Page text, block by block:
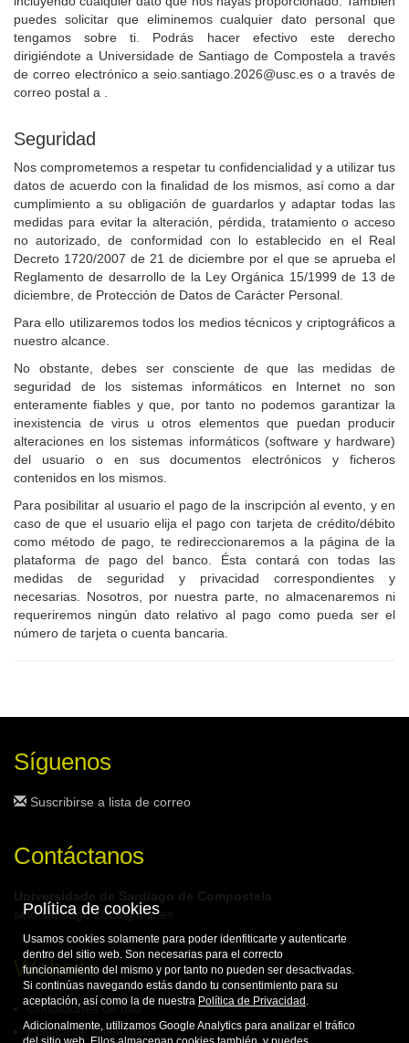
puedes solicitar que eliminemos cualquier dato personal que
tengamos sobre ti. Podrás hacer efectivo este derecho
dirigiéndote a Universidade de Santiago de Compostela a través
de correo electrónico a seio.santiago.2026@usc.es o a través de
correo postal a .
Seguridad
Nos comprometemos a respetar tu confidencialidad y a utilizar tus
datos de acuerdo con la finalidad de los mismos, así como a dar
cumplimiento a su obligación de guardarlos y adaptar todas las
medidas para evitar la alteración, pérdida, tratamiento o acceso
no autorizado, de conformidad con lo establecido en el Real
Decreto 1720/2007 de 21 de diciembre por el que se aprueba el
Reglamento de desarrollo de la Ley Orgánica 15/1999 de 13 de
diciembre, de Protección de Datos de Carácter Personal.
Para ello utilizaremos todos los medios técnicos y criptográficos a
nuestro alcance.
No obstante, debes ser consciente de que las medidas de
seguridad de los sistemas informáticos en Internet no son
enteramente fiables y que, por tanto no podemos garantizar la
inexistencia de virus u otros elementos que puedan producir
alteraciones en los sistemas informáticos (software y hardware)
del usuario o en sus documentos electrónicos y ficheros
contenidos en los mismos.
Para posibilitar al usuario el pago de la inscripción al evento, y en
caso de que el usuario elija el pago con tarjeta de crédito/débito
como método de pago, te redireccionaremos a la página de la
plataforma de pago del banco. Ésta contará con todas las
medidas de seguridad y privacidad correspondientes y
necesarias. Nosotros, por nuestra parte, no almacenaremos ni
requeriremos ningún dato relativo al pago como pueda ser el
número de tarjeta o cuenta bancaria.
Síguenos
Suscribirse a lista de correo
Contáctanos
seio.santiago.2026@usc.es
Website
Condiciones de uso
Política de privacidad
Política de cookies
Usamos cookies solamente para poder idenfiticarte y autenticarte
dentro del sitio web. Son necesarias para el correcto
funcionamiento del mismo y por tanto no pueden ser desactivadas.
Si continúas navegando estás dando tu consentimiento para su
aceptación, así como la de nuestra Política de Privacidad .
Adicionalmente, utilizamos Google Analytics para analizar el tráfico